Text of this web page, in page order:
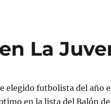
La
elegido futbolista del año
en la lista del Balón